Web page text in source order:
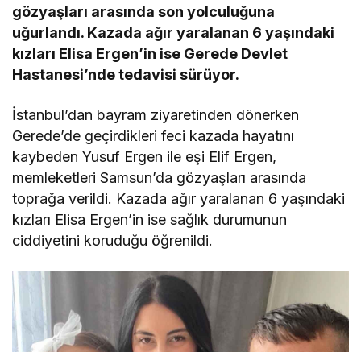
gözyaşları arasında son yolculuğuna
uğurlandı. Kazada ağır yaralanan 6 yaşındaki
kızları Elisa Ergen’in ise Gerede Devlet
Hastanesi’nde tedavisi sürüyor.
İstanbul’dan bayram ziyaretinden dönerken
Gerede’de geçirdikleri feci kazada hayatını
kaybeden Yusuf Ergen ile eşi Elif Ergen,
memleketleri Samsun’da gözyaşları arasında
toprağa verildi. Kazada ağır yaralanan 6 yaşındaki
kızları Elisa Ergen’in ise sağlık durumunun
ciddiyetini koruduğu öğrenildi.